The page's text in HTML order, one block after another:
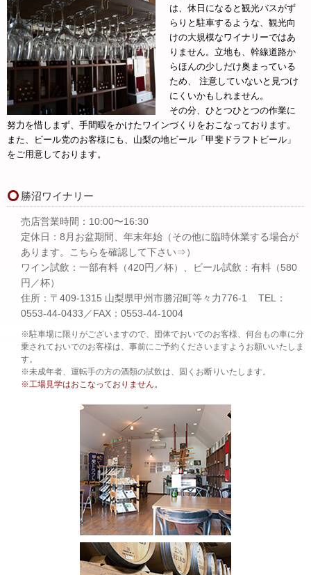
は、休日になると観光バスがず
らりと駐車するような、観光向
けの大規模なワイナリーではあ
りません。立地も、幹線道路か
らほんの少しだけ奥まっている
ため、 注意していないと見つけ
にくいかもしれません。
その分、ひとつひとつの作業に
努力を惜しまず、手間暇をかけたワインづくりをおこなっております。
また、ビール党のお客様にも、山梨の地ビール「甲斐ドラフトビール」
をご用意しております。
勝沼ワイナリー
売店営業時間：10:00〜16:30
定休日：8月お盆期間、年末年始（その他に臨時休業する場合が
あります。
こちらを確認して下さい⇒）
ワイン試飲：一部有料（420円／杯）、ビール試飲：有料（580
円／杯）
住所：〒409-1315 山梨県甲州市勝沼町等々力776-1 TEL：
0553-44-0433／FAX：0553-44-1004
※駐車場に限りがございますので、団体でおいでのお客様、何台もの車に分
乗されておいでのお客様は、事前にご予約くださいますようお願いいたしま
す。
※未成年者、運転手の方の酒類の試飲は、固くお断りいたします。
※工場見学はおこなっておりません。